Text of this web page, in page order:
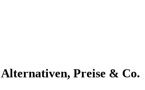
Preise & Co.